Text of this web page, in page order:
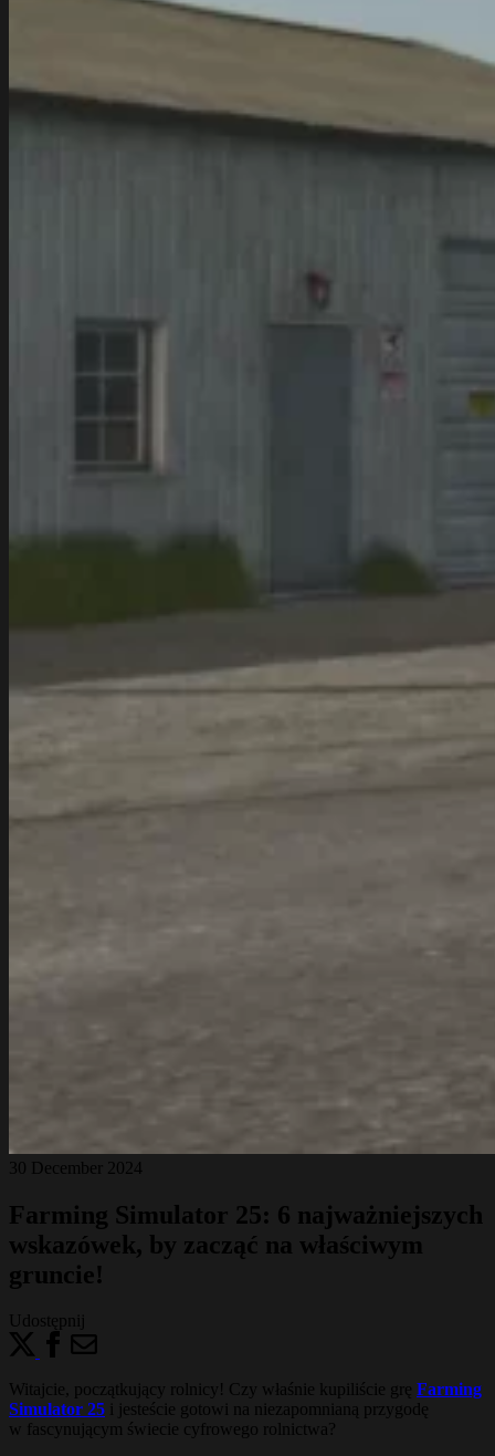
30 December 2024
Farming Simulator 25: 6 najważniejszych
wskazówek, by zacząć na właściwym
gruncie!
Udostępnij
Witajcie, początkujący rolnicy! Czy właśnie kupiliście grę Farming
Simulator 25 i jesteście gotowi na niezapomnianą przygodę
w fascynującym świecie cyfrowego rolnictwa?